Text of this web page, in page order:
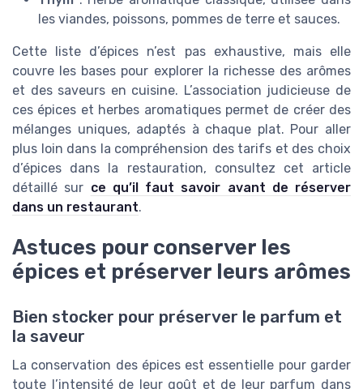
les viandes, poissons, pommes de terre et sauces.
Cette liste d’épices n’est pas exhaustive, mais elle
couvre les bases pour explorer la richesse des arômes
et des saveurs en cuisine. L’association judicieuse de
ces épices et herbes aromatiques permet de créer des
mélanges uniques, adaptés à chaque plat. Pour aller
plus loin dans la compréhension des tarifs et des choix
d’épices dans la restauration, consultez cet article
détaillé sur ce qu’il faut savoir avant de réserver
dans un restaurant.
Astuces pour conserver les
épices et préserver leurs arômes
Bien stocker pour préserver le parfum et
la saveur
La conservation des épices est essentielle pour garder
toute l’intensité de leur goût et de leur parfum dans